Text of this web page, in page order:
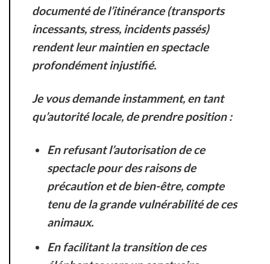
documenté de l’itinérance (transports
incessants, stress, incidents passés)
rendent leur maintien en spectacle
profondément injustifié.
Je vous demande instamment, en tant
qu’autorité locale, de prendre position :
Enrefusant l’autorisation de ce
spectaclepour des raisons de
précaution et de bien-être, compte
tenu de la grande vulnérabilité de ces
animaux.
En facilitant la transitionde ces